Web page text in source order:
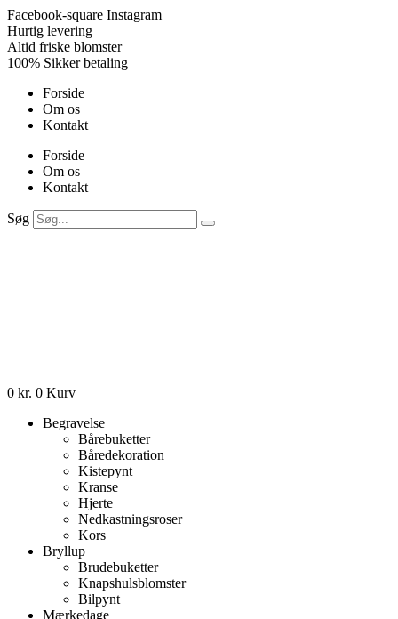
Videre
til
indhold
Facebook-square Instagram
Hurtig levering
Altid friske blomster
100% Sikker betaling
Forside
Om os
Kontakt
Forside
Om os
Kontakt
Søg
0 kr. 0 Kurv
Begravelse
Bårebuketter
Båredekoration
Kistepynt
Kranse
Hjerte
Nedkastningsroser
Kors
Bryllup
Brudebuketter
Knapshulsblomster
Bilpynt
Mærkedage